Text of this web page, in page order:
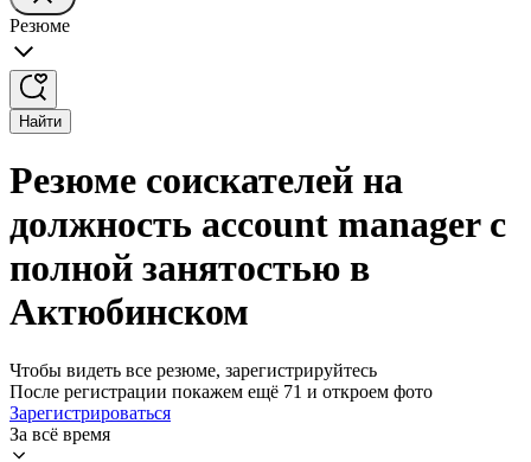
Резюме
Найти
Резюме соискателей на
должность account manager с
полной занятостью в
Актюбинском
Чтобы видеть все резюме, зарегистрируйтесь
После регистрации покажем ещё 71 и откроем фото
Зарегистрироваться
За всё время